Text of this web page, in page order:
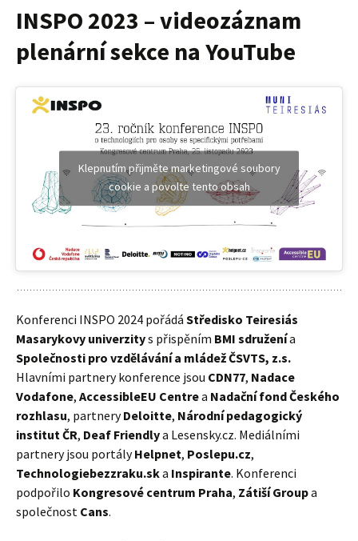
INSPO 2023 – videozáznam
plenární sekce na YouTube
Klepnutím přijměte marketingové soubory
cookie a povolte tento obsah
Konferenci INSPO 2024 pořádá Středisko Teiresiás
Masarykovy univerzitys přispěním BMI sdruženía
Společnosti pro vzdělávání a mládež ČSVTS, z.s.
Hlavními partnery konference jsou CDN77, Nadace
Vodafone, AccessibleEU Centrea Nadační fond Českého
rozhlasu, partneryDeloitte, Národní pedagogický
institut ČR, Deaf Friendlya Lesensky.cz. Mediálními
partnery jsou portályHelpnet, Poslepu.cz,
Technologiebezzraku.ska Inspirante. Konferenci
podpořilo Kongresové centrum Praha, Zátiší Groupa
společnost Cans.